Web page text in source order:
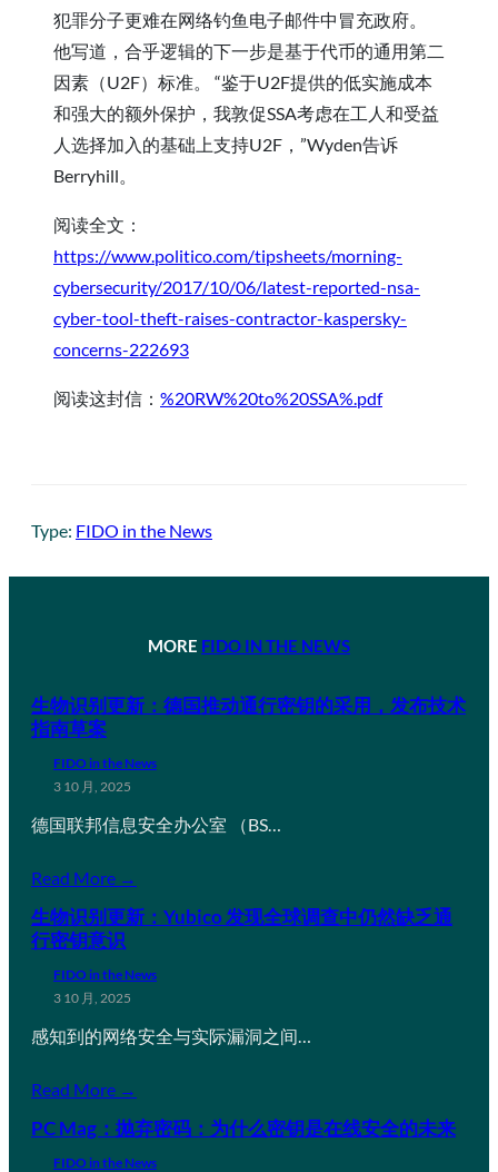
犯罪分子更难在网络钓鱼电子邮件中冒充政府。
他写道，合乎逻辑的下一步是基于代币的通用第二
因素（U2F）标准。 “鉴于U2F提供的低实施成本
和强大的额外保护，我敦促SSA考虑在工人和受益
人选择加入的基础上支持U2F，”Wyden告诉
Berryhill。
阅读全文：
https://www.politico.com/tipsheets/morning-
cybersecurity/2017/10/06/latest-reported-nsa-
cyber-tool-theft-raises-contractor-kaspersky-
concerns-222693
阅读这封信： %20RW%20to%20SSA%.pdf
Type: FIDO in the News
MORE FIDO IN THE NEWS
生物识别更新：德国推动通行密钥的采用，发布技术
指南草案
FIDO in the News
3 10 月, 2025
德国联邦信息安全办公室 （BS…
Read More →
生物识别更新：Yubico 发现全球调查中仍然缺乏通
行密钥意识
FIDO in the News
3 10 月, 2025
感知到的网络安全与实际漏洞之间…
Read More →
PC Mag：抛弃密码：为什么密钥是在线安全的未来
FIDO in the News